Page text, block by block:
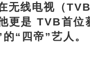
线电视（TVB
更是 TVB首位
“四帝”艺人。